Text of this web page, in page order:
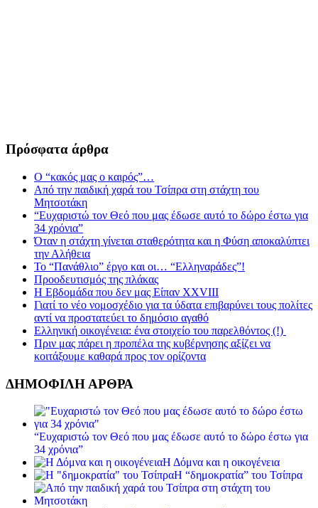
Πρόσφατα άρθρα
Ο “κακός μας ο καιρός”…
Από την παιδική χαρά του Τσίπρα στη στάχτη του
Μητσοτάκη
“Ευχαριστώ τον Θεό που μας έδωσε αυτό το δώρο έστω για
34 χρόνια”
Όταν η στάχτη γίνεται σταθερότητα και η Φύση αποκαλύπτει
την Αλήθεια
Το “Πανάθλιο” έργο και οι… “Ελληναράδες”!
Προοδευτισμός της πλάκας
Η Εβδομάδα που δεν μας Είπαν XXVIII
Γιατί το νέο νομοσχέδιο για τα ύδατα επιβαρύνει τους πολίτες
αντί να προστατεύει το δημόσιο αγαθό
Ελληνική οικογένεια: ένα στοιχείο του παρελθόντος (!)
Πριν μας πάρει η προπέλα της κυβέρνησης αξίζει να
κοιτάξουμε καθαρά προς τον ορίζοντα
ΔΗΜΟΦΙΛΗ ΑΡΘΡΑ
“Ευχαριστώ τον Θεό που μας έδωσε αυτό το δώρο έστω για
34 χρόνια”
Η Δόμνα και η οικογένεια
Η “δημοκρατία” του Τσίπρα